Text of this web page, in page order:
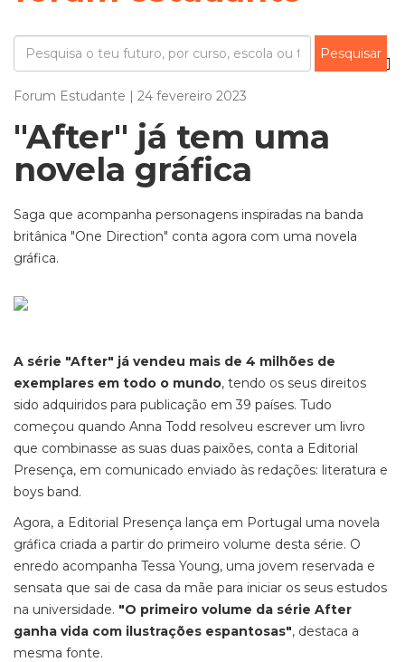
Forum Estudante | 24 fevereiro 2023
"After" já tem uma
novela gráfica
Saga que acompanha personagens inspiradas na banda
britânica "One Direction" conta agora com uma novela
gráfica.
A série "After" já vendeu mais de 4 milhões de
exemplares em todo o mundo, tendo os seus direitos
sido adquiridos para publicação em 39 países. Tudo
começou quando Anna Todd resolveu escrever um livro
que combinasse as suas duas paixões, conta a Editorial
Presença, em comunicado enviado às redações: literatura e
boys band.
Agora, a Editorial Presença lança em Portugal uma novela
gráfica criada a partir do primeiro volume desta série. O
enredo acompanha Tessa Young, uma jovem reservada e
sensata que sai de casa da mãe para iniciar os seus estudos
na universidade. "O primeiro volume da série After
ganha vida com ilustrações espantosas", destaca a
mesma fonte.